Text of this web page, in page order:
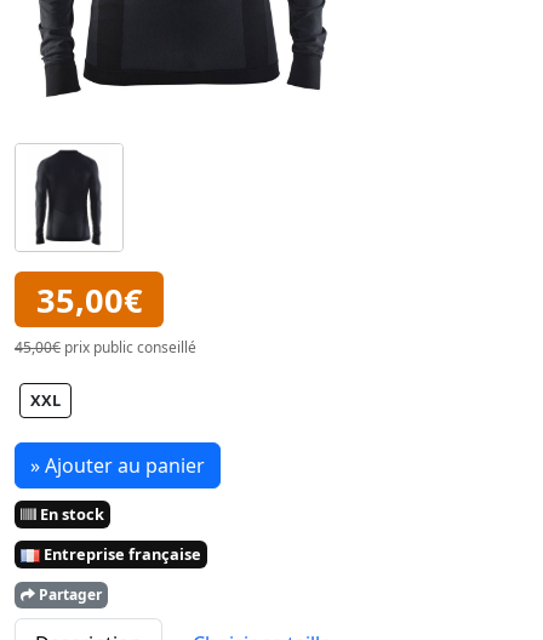
35,00€
45,00€ prix public conseillé
XXL
» Ajouter au panier
En stock
Entreprise française
Partager